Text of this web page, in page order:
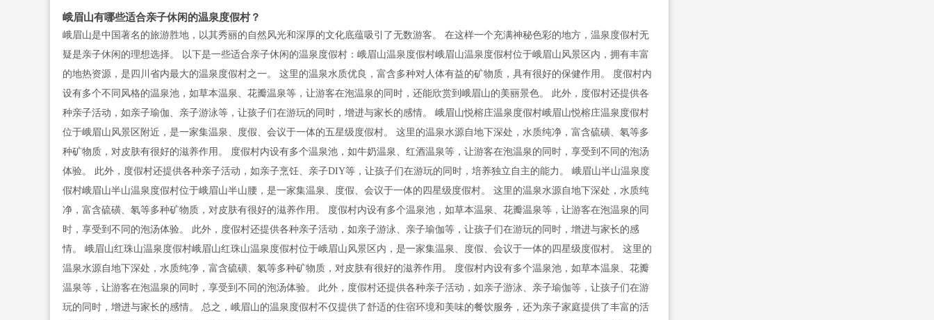
峨眉山有哪些适合亲子休闲的温泉度假村？
峨眉山是中国著名的旅游胜地，以其秀丽的自然风光和深厚的文化底蕴吸引了无数游客。 在这样一个充满神秘色彩的地方，温泉度假村无
疑是亲子休闲的理想选择。 以下是一些适合亲子休闲的温泉度假村：峨眉山温泉度假村峨眉山温泉度假村位于峨眉山风景区内，拥有丰富
的地热资源，是四川省内最大的温泉度假村之一。 这里的温泉水质优良，富含多种对人体有益的矿物质，具有很好的保健作用。 度假村内
设有多个不同风格的温泉池，如草本温泉、花瓣温泉等，让游客在泡温泉的同时，还能欣赏到峨眉山的美丽景色。 此外，度假村还提供各
种亲子活动，如亲子瑜伽、亲子游泳等，让孩子们在游玩的同时，增进与家长的感情。 峨眉山悦榕庄温泉度假村峨眉山悦榕庄温泉度假村
位于峨眉山风景区附近，是一家集温泉、度假、会议于一体的五星级度假村。 这里的温泉水源自地下深处，水质纯净，富含硫磺、氡等多
种矿物质，对皮肤有很好的滋养作用。 度假村内设有多个温泉池，如牛奶温泉、红酒温泉等，让游客在泡温泉的同时，享受到不同的泡汤
体验。 此外，度假村还提供各种亲子活动，如亲子烹饪、亲子DIY等，让孩子们在游玩的同时，培养独立自主的能力。 峨眉山半山温泉度
假村峨眉山半山温泉度假村位于峨眉山半山腰，是一家集温泉、度假、会议于一体的四星级度假村。 这里的温泉水源自地下深处，水质纯
净，富含硫磺、氡等多种矿物质，对皮肤有很好的滋养作用。 度假村内设有多个温泉池，如草本温泉、花瓣温泉等，让游客在泡温泉的同
时，享受到不同的泡汤体验。 此外，度假村还提供各种亲子活动，如亲子游泳、亲子瑜伽等，让孩子们在游玩的同时，增进与家长的感
情。 峨眉山红珠山温泉度假村峨眉山红珠山温泉度假村位于峨眉山风景区内，是一家集温泉、度假、会议于一体的四星级度假村。 这里的
温泉水源自地下深处，水质纯净，富含硫磺、氡等多种矿物质，对皮肤有很好的滋养作用。 度假村内设有多个温泉池，如草本温泉、花瓣
温泉等，让游客在泡温泉的同时，享受到不同的泡汤体验。 此外，度假村还提供各种亲子活动，如亲子游泳、亲子瑜伽等，让孩子们在游
玩的同时，增进与家长的感情。 总之，峨眉山的温泉度假村不仅提供了舒适的住宿环境和美味的餐饮服务，还为亲子家庭提供了丰富的活